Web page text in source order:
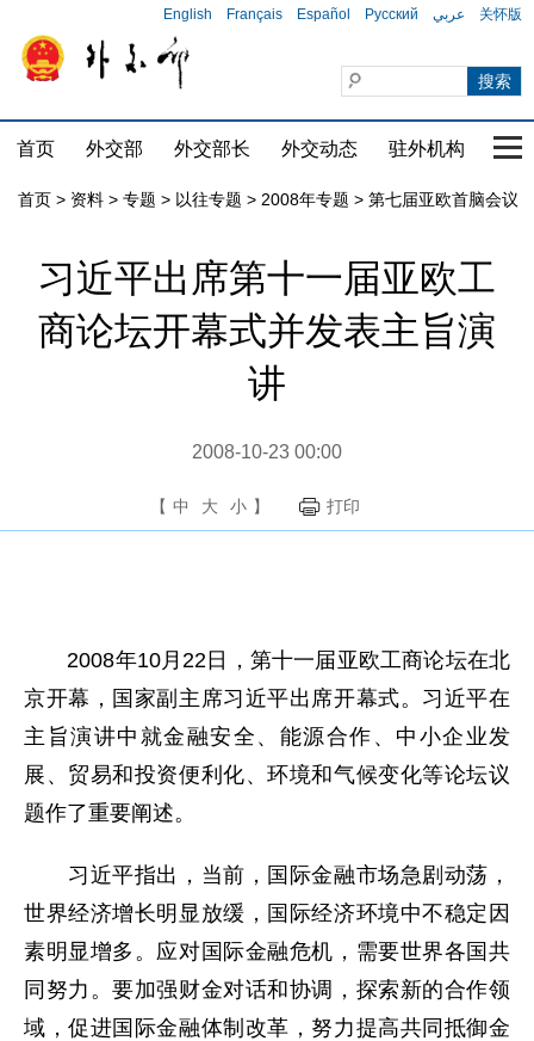
English Français Español Русский عربي 关怀版
首页 外交部 外交部长 外交动态 驻外机构 国
首页 > 资料 > 专题 > 以往专题 > 2008年专题 > 第七届亚欧首脑会议
习近平出席第十一届亚欧工
商论坛开幕式并发表主旨演
讲
2008-10-23 00:00
【 中 大 小 】 打印
2008年10月22日，第十一届亚欧工商论坛在北
京开幕，国家副主席习近平出席开幕式。习近平在
主旨演讲中就金融安全、能源合作、中小企业发
展、贸易和投资便利化、环境和气候变化等论坛议
题作了重要阐述。
习近平指出，当前，国际金融市场急剧动荡，
世界经济增长明显放缓，国际经济环境中不稳定因
素明显增多。应对国际金融危机，需要世界各国共
同努力。要加强财金对话和协调，探索新的合作领
域，促进国际金融体制改革，努力提高共同抵御金